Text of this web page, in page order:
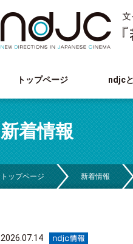
トップページ ndjc
新着情報
トップページ 新着情報
2026.07.14